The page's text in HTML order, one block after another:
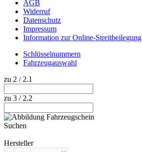
AGB
Widerruf
Datenschutz
Impressum
Information zur Online-Streitbeilegung
Schlüsselnummern
Fahrzeugauswahl
zu 2 / 2.1
zu 3 / 2.2
Suchen
Hersteller